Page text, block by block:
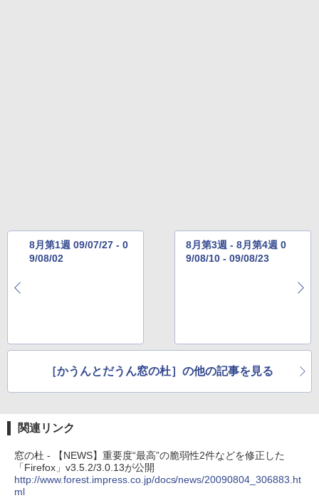
8月第1週 09/07/27 - 0
9/08/02
8月第3週 - 8月第4週 0
9/08/10 - 09/08/23
［かうんとだうん窓の杜］の他の記事を見る
関連リンク
窓の杜 - 【NEWS】重要度“最高”の脆弱性2件などを修正した
「Firefox」v3.5.2/3.0.13が公開
http://www.forest.impress.co.jp/docs/news/20090804_306883.ht
ml